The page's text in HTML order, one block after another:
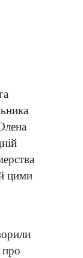
цими
про